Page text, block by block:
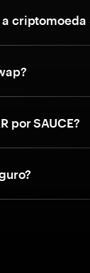
por SAUCE?